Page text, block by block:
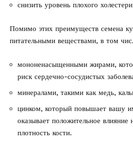
снизить уровень плохого
Помимо этих преимуществ семена
питательными веществами, в том
мононенасыщенными жирами,
риск сердечно-сосудистых
минералами, такими как медь,
цинком, который повышает вашу
оказывает положительное
плотность кости.